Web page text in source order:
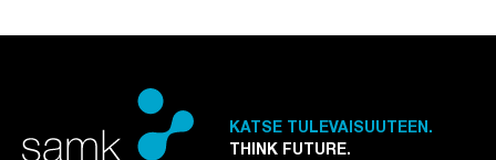
KATSE TULEVAISUUTEEN.
THINK FUTURE.